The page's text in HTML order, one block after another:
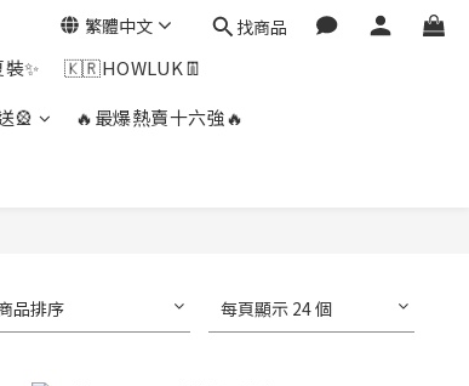
繁體中文 找商品
✨
🇰🇷HOWLUK👖
🎡
🔥最爆熱賣十六強🔥
品排序 每頁顯示 24 個